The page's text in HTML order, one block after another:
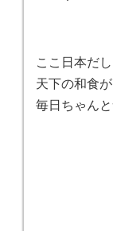
ここ日本だし
天下の和食
毎日ちゃん